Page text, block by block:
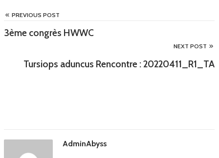
PREVIOUS POST
3ème congrès HWWC
NEXT POST
Tursiops aduncus Rencontre : 20220411_R1_TA
AdminAbyss